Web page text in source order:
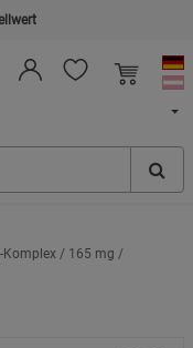
Komplex / 165 mg /